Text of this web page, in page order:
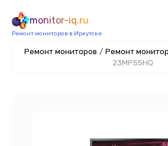
monitor-iq.ru
Ремонт мониторов в Иркутске
Ремонт мониторов / Ремонт
23MP55HQ